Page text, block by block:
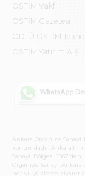
OSTİM Vakfı
OSTİM Gazetesi
ODTÜ OSTİM
OSTİM Yatırım A.Ş.
Ankara Organize Sanayi
konumdadır.
Sanayi Bölgesi
Organize Sanayi
her yıl yüzlerce ziyaret